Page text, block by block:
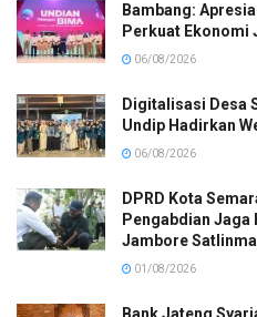
Bambang:
Perkuat Ekonomi
06/08/2026
Digitalisasi Desa
Undip Hadirkan
06/08/2026
DPRD Kota
Pengabdian Jaga
Jambore
01/08/2026